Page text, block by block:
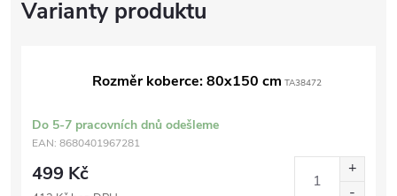
Rozměr koberce: 80x150 cm TA38472
Do 5-7 pracovních dnů odešleme
EAN: 8680401967281
499 Kč